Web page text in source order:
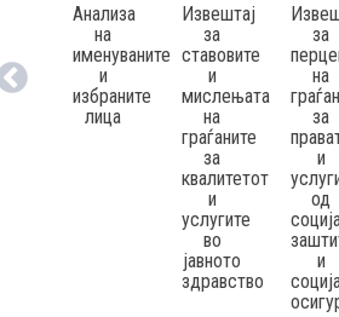
Анализа
на
именуваните
и
избраните
лица
Извештај
за
ставовите
и
мислењата
на
граѓаните
за
квалитетот
и
услугите
во
јавното
здравство
за
на
за
и
од
и